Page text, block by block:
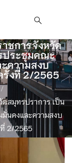
าชการจังหวัด
ประชุมคณะ
ความสงบ
รั้งที่ 2/2565
ดสมุทรปราการ เป็น
นคงและความสงบ
2/2565